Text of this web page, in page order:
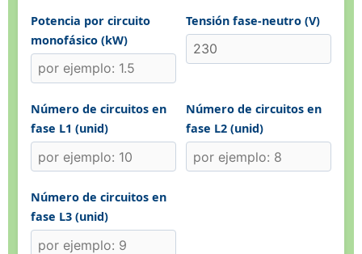
Potencia por circuito
monofásico (kW)
Tensión fase-neutro (V)
Número de circuitos en
fase L1 (unid)
Número de circuitos en
fase L2 (unid)
Número de circuitos en
fase L3 (unid)